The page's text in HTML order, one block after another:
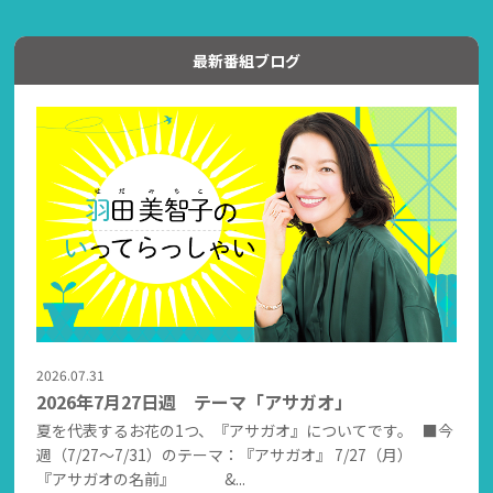
最新番組ブログ
2026.07.31
2026年7月27日週 テーマ「アサガオ」
夏を代表するお花の1つ、『アサガオ』についてです。 ■今
週（7/27～7/31）のテーマ：『アサガオ』 7/27（月）
『アサガオの名前』 &...